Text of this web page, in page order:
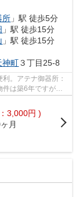
所 」駅 徒歩5分
」駅 徒歩15分
」駅 徒歩15分
神町３丁目25-8
。アテナ御器所：
件は築6年ですが、
3,000円 )
月